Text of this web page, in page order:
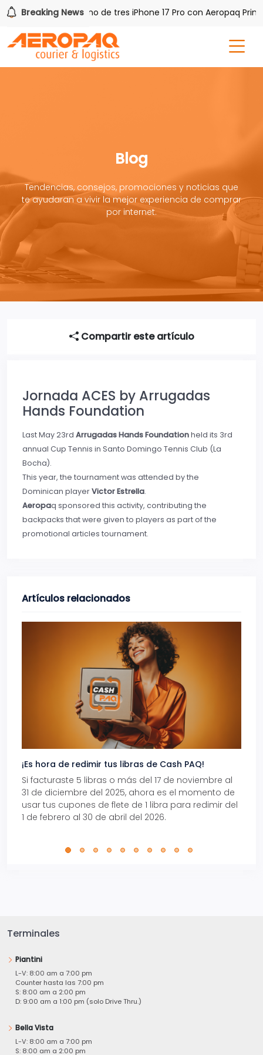
Breaking News
Gana uno de tres iPhone 17 Pro con Aeropaq Prime
Blog
Tendencias, consejos, promociones y noticias que
te ayudaran a vivir la mejor experiencia de comprar
por internet.
Compartir este artículo
Jornada ACES by Arrugadas
Hands Foundation
Last May 23rd Arrugadas Hands Foundationheld its 3rd
annual Cup Tennis in Santo Domingo Tennis Club (La
Bocha).
This year, the tournament was attended by the
Dominican playerVictor Estrella.
Aeropaq sponsored this activity, contributing the
backpacks that were given to players as part of the
promotional articles tournament.
Artículos relacionados
¡Es hora de redimir tus libras de Cash PAQ!
Si facturaste 5 libras o más del 17 de noviembre al
31 de diciembre del 2025, ahora es el momento de
usar tus cupones de flete de 1 libra para redimir del
1 de febrero al 30 de abril del 2026.
Terminales
Piantini
L-V: 8:00 am a 7:00 pm
Counter hasta las 7:00 pm
S: 8:00 am a 2:00 pm
D: 9:00 am a 1:00 pm (solo Drive Thru.)
Bella Vista
L-V: 8:00 am a 7:00 pm
S: 8:00 am a 2:00 pm